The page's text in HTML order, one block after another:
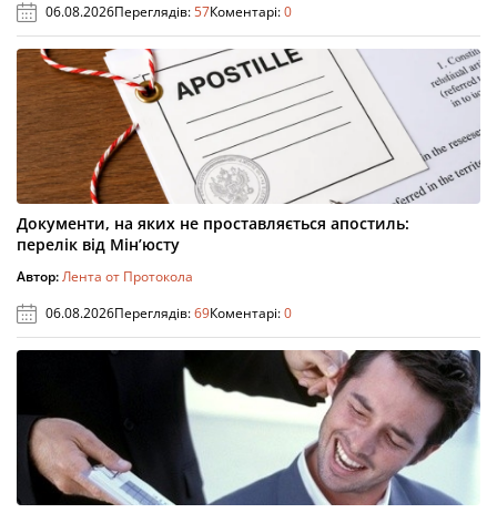
06.08.2026Переглядів:57Коментарі:0
Документи, на яких не проставляється апостиль:
перелік від Мін’юсту
Автор:Лента от Протокола
06.08.2026Переглядів:69Коментарі:0